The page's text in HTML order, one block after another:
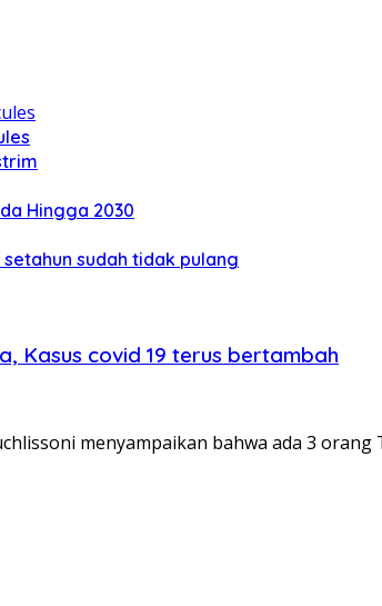
Hingga 2030
sudah tidak pulang
Kasus covid 19 terus bertambah
menyampaikan bahwa ada 3